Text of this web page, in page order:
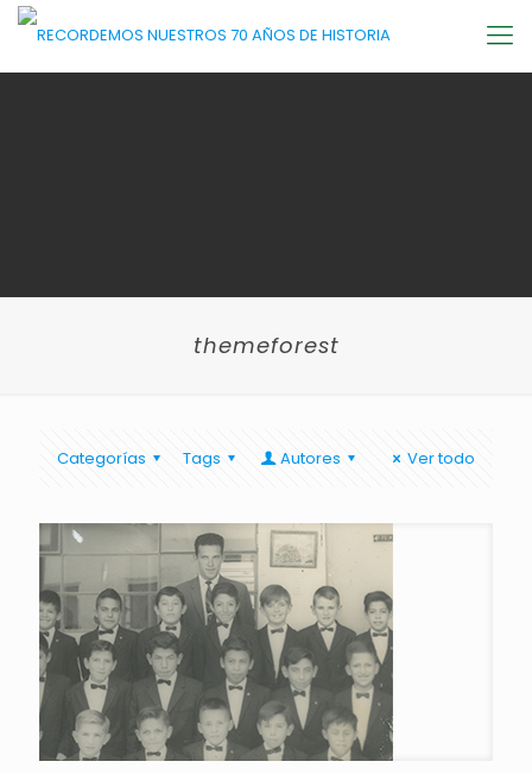
themeforest
Categorías Tags Autores Ver todo